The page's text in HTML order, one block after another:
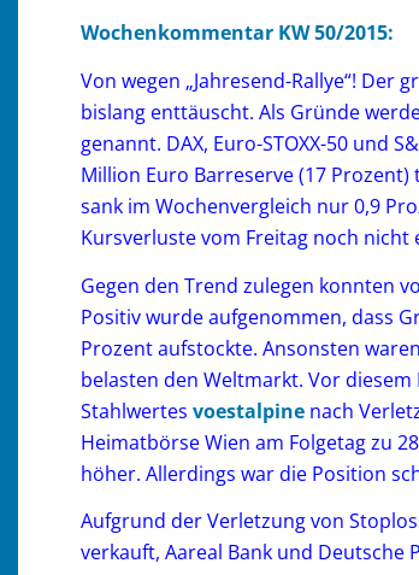
Wochenkommentar KW 50/2015:
Von wegen „Jahresend-Rallye“!
bislang enttäuscht. Als Gründe
genannt. DAX, Euro-STOXX-50 und
Million Euro Barreserve (17
sank im Wochenvergleich nur 0,9
Kursverluste vom Freitag noch nicht
Gegen den Trend zulegen konnten
Positiv wurde aufgenommen, dass
Prozent aufstockte. Ansonsten
belasten den Weltmarkt. Vor
Stahlwertes voestalpine nach
Heimatbörse Wien am Folgetag zu
höher. Allerdings war die Position
Aufgrund der Verletzung von
verkauft, Aareal Bank und Deutsche